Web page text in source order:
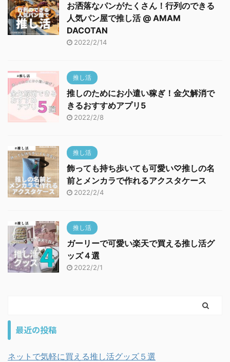
お洒落なパンがたくさん！行列のできる
人気パン屋で推し活 @ AMAM
DACOTAN
2022/2/14
推し活
推しのためにお小遣い稼ぎ！金欠解消で
きるおすすめアプリ5
2022/2/8
推し活
飾っても持ち歩いても可愛い♡推しの名
前とメンカラで作れるアクスタケース
2022/2/4
推し活
ガーリーで可愛い楽天で買える推し活グ
ッズ４選
2022/2/1
最近の投稿
ネットで気軽に買える推し活グッズ５選